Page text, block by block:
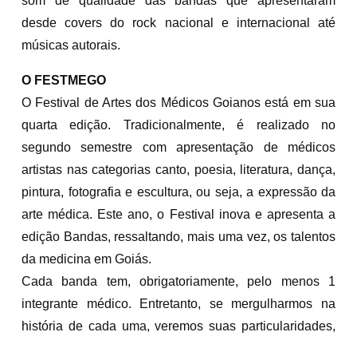
desde covers do rock nacional e internacional até
músicas autorais.
O FESTMEGO
O Festival de Artes dos Médicos Goianos está em sua
quarta edição. Tradicionalmente, é realizado no
segundo semestre com apresentação de médicos
artistas nas categorias canto, poesia, literatura, dança,
pintura, fotografia e escultura, ou seja, a expressão da
arte médica. Este ano, o Festival inova e apresenta a
edição Bandas, ressaltando, mais uma vez, os talentos
da medicina em Goiás.
Cada banda tem, obrigatoriamente, pelo menos 1
integrante médico. Entretanto, se mergulharmos na
história de cada uma, veremos suas particularidades,